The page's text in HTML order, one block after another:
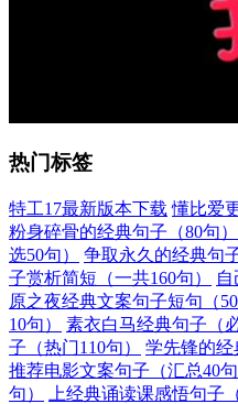
热门标签
特工17最新版本下载 懂比爱
粉身碎骨的经典句子（80句）
选50句）
争取永久的经典句
子赏析简短（一共160句）
自
原之夜经典文案句子短句（50
10句）
素衣白马经典句子（
子（热门110句）
学先锋的经
推荐电影文案句子（汇总40句
句）
上经典诵读课感悟句子